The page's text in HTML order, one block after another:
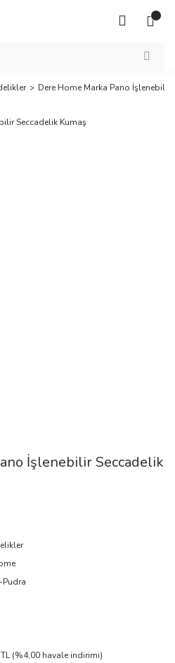
Dere Home Marka Pano İşlenebilir
İşlenebilir Seccadelik
Pudra
(%4,00 havale indirimi)